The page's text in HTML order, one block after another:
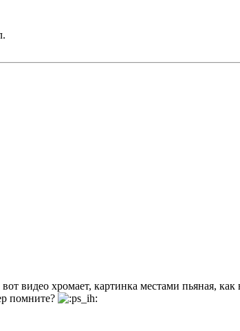
видео хромает, картинка местами пьяная, как
помните?